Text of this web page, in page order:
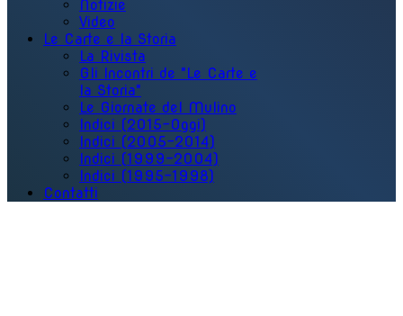
Notizie
Video
Le Carte e la Storia
La Rivista
Gli Incontri de "Le Carte e
la Storia"
Le Giornate del Mulino
Indici (2015-Oggi)
Indici (2005-2014)
Indici (1999-2004)
Indici (1995-1998)
Contatti